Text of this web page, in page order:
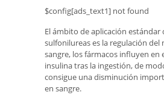
$config[ads_text1] not found
El ámbito de aplicación estándar
sulfonilureas es la regulación del
sangre, los fármacos influyen en
insulina tras la ingestión, de
consigue una disminución
en sangre.